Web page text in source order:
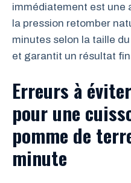
immédiatement est une
la pression retomber
minutes selon la taille
et garantit un résultat
Erreurs à
pour une
pomme de
minute